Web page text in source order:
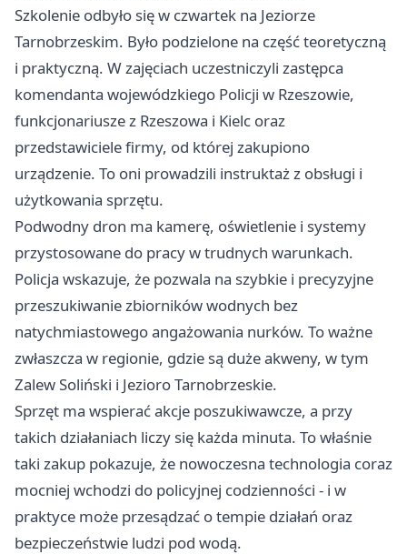
Szkolenie odbyło się w czwartek na Jeziorze
Tarnobrzeskim. Było podzielone na część teoretyczną
i praktyczną. W zajęciach uczestniczyli zastępca
komendanta wojewódzkiego Policji w Rzeszowie,
funkcjonariusze z Rzeszowa i Kielc oraz
przedstawiciele firmy, od której zakupiono
urządzenie. To oni prowadzili instruktaż z obsługi i
użytkowania sprzętu.
Podwodny dron ma kamerę, oświetlenie i systemy
przystosowane do pracy w trudnych warunkach.
Policja wskazuje, że pozwala na szybkie i precyzyjne
przeszukiwanie zbiorników wodnych bez
natychmiastowego angażowania nurków. To ważne
zwłaszcza w regionie, gdzie są duże akweny, w tym
Zalew Soliński i Jezioro Tarnobrzeskie.
Sprzęt ma wspierać akcje poszukiwawcze, a przy
takich działaniach liczy się każda minuta. To właśnie
taki zakup pokazuje, że nowoczesna technologia coraz
mocniej wchodzi do policyjnej codzienności - i w
praktyce może przesądzać o tempie działań oraz
bezpieczeństwie ludzi pod wodą.